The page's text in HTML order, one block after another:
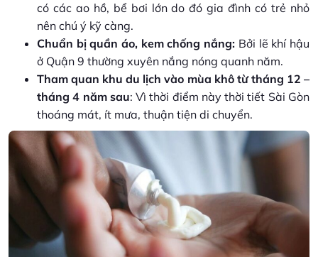
có các ao hồ, bể bơi lớn do đó gia đình có trẻ nhỏ
nên chú ý kỹ càng.
Chuẩn bị quần áo, kem chống nắng: Bởi lẽ khí hậu
ở Quận 9 thường xuyên nắng nóng quanh năm.
Tham quan khu du lịch vào mùa khô từ tháng 12 –
tháng 4 năm sau: Vì thời điểm này thời tiết Sài Gòn
thoáng mát, ít mưa, thuận tiện di chuyển.